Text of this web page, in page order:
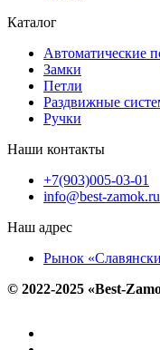
Каталог
Автоматические
Замки
Петли
Раздвижные
Ручки
Наши контакты
+7(903)005-03-01
info@best-zamok.ru
Наш адрес
Рынок
© 2022-2025 «Best-